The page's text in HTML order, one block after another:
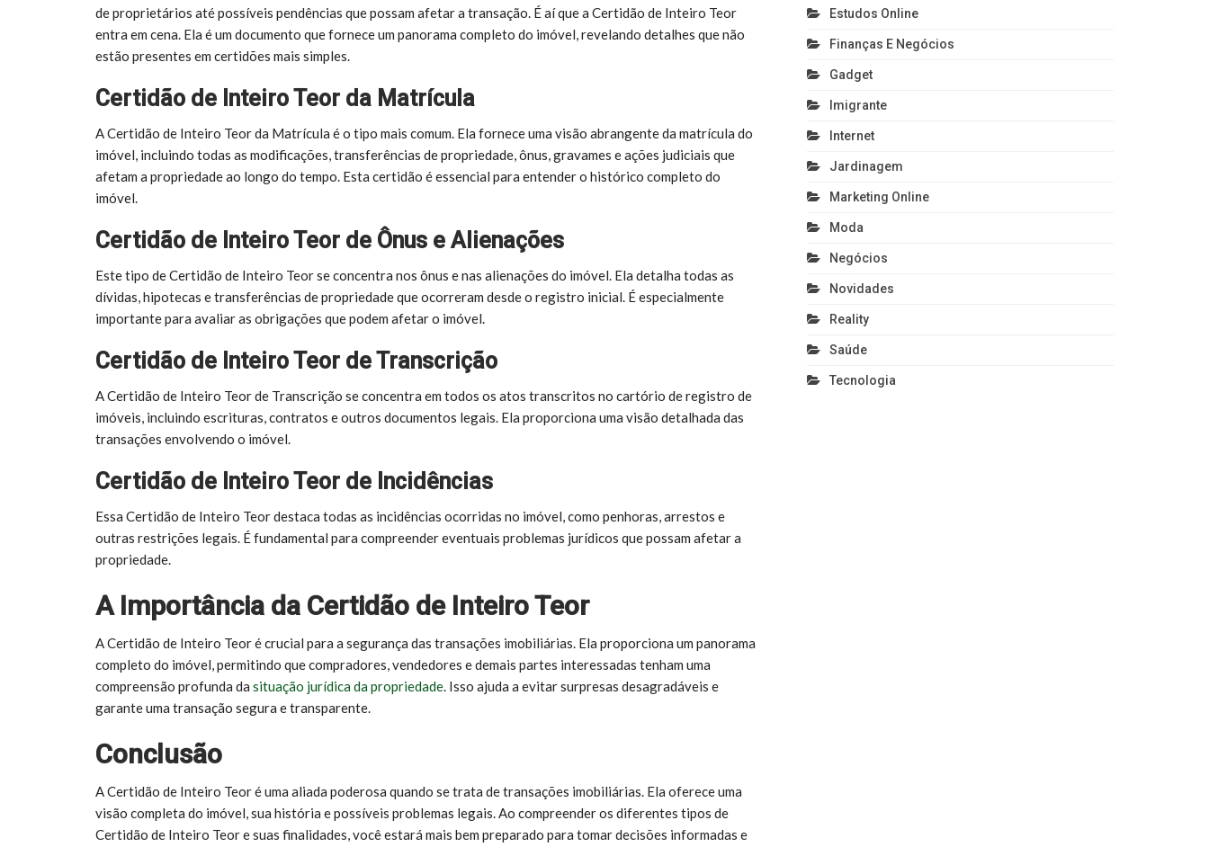
de proprietários até possíveis pendências que possam afetar a transação. É aí que a Certidão de Inteiro Teor
entra em cena. Ela é um documento que fornece um panorama completo do imóvel, revelando detalhes que não
estão presentes em certidões mais simples.
Certidão de Inteiro Teor da Matrícula
A Certidão de Inteiro Teor da Matrícula é o tipo mais comum. Ela fornece uma visão abrangente da matrícula do
imóvel, incluindo todas as modificações, transferências de propriedade, ônus, gravames e ações judiciais que
afetam a propriedade ao longo do tempo. Esta certidão é essencial para entender o histórico completo do
imóvel.
Certidão de Inteiro Teor de Ônus e Alienações
Este tipo de Certidão de Inteiro Teor se concentra nos ônus e nas alienações do imóvel. Ela detalha todas as
dívidas, hipotecas e transferências de propriedade que ocorreram desde o registro inicial. É especialmente
importante para avaliar as obrigações que podem afetar o imóvel.
Certidão de Inteiro Teor de Transcrição
A Certidão de Inteiro Teor de Transcrição se concentra em todos os atos transcritos no cartório de registro de
imóveis, incluindo escrituras, contratos e outros documentos legais. Ela proporciona uma visão detalhada das
transações envolvendo o imóvel.
Certidão de Inteiro Teor de Incidências
Essa Certidão de Inteiro Teor destaca todas as incidências ocorridas no imóvel, como penhoras, arrestos e
outras restrições legais. É fundamental para compreender eventuais problemas jurídicos que possam afetar a
propriedade.
A Importância da Certidão de Inteiro Teor
A Certidão de Inteiro Teor é crucial para a segurança das transações imobiliárias. Ela proporciona um panorama
completo do imóvel, permitindo que compradores, vendedores e demais partes interessadas tenham uma
compreensão profunda da situação jurídica da propriedade. Isso ajuda a evitar surpresas desagradáveis e
garante uma transação segura e transparente.
Conclusão
A Certidão de Inteiro Teor é uma aliada poderosa quando se trata de transações imobiliárias. Ela oferece uma
visão completa do imóvel, sua história e possíveis problemas legais. Ao compreender os diferentes tipos de
Certidão de Inteiro Teor e suas finalidades, você estará mais bem preparado para tomar decisões informadas e
Estudos Online
Finanças E Negócios
Gadget
Imigrante
Internet
Jardinagem
Marketing Online
Moda
Negócios
Novidades
Reality
Saúde
Tecnologia